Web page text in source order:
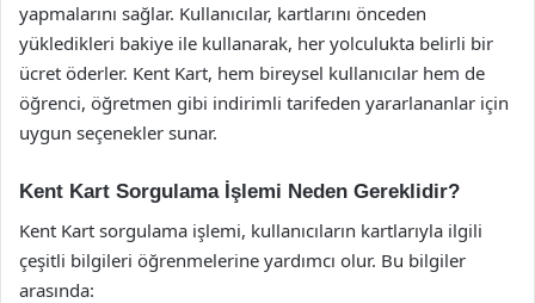
yapmalarını sağlar. Kullanıcılar, kartlarını önceden
yükledikleri bakiye ile kullanarak, her yolculukta belirli bir
ücret öderler. Kent Kart, hem bireysel kullanıcılar hem de
öğrenci, öğretmen gibi indirimli tarifeden yararlananlar için
uygun seçenekler sunar.
Kent Kart Sorgulama İşlemi Neden Gereklidir?
Kent Kart sorgulama işlemi, kullanıcıların kartlarıyla ilgili
çeşitli bilgileri öğrenmelerine yardımcı olur. Bu bilgiler
arasında: